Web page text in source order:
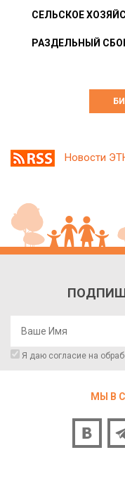
СЕЛЬСКОЕ
РАЗДЕЛЬНЫЙ
Новости
Я даю согласие на
МЫ В